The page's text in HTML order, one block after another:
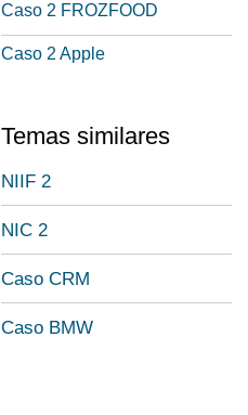
Caso 2 FROZFOOD
Caso 2 Apple
Temas similares
NIIF 2
NIC 2
Caso CRM
Caso BMW